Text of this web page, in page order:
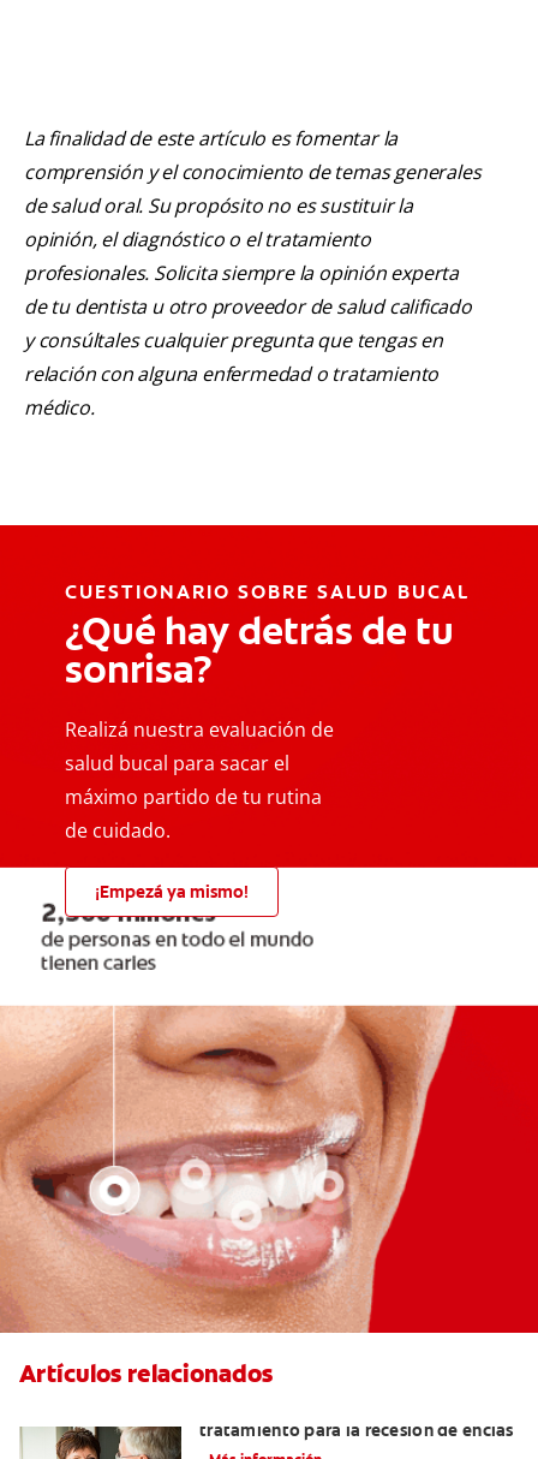
La finalidad de este artículo es fomentar la
comprensión y el conocimiento de temas generales
de salud oral. Su propósito no es sustituir la
opinión, el diagnóstico o el tratamiento
profesionales. Solicita siempre la opinión experta
de tu dentista u otro proveedor de salud calificado
y consúltales cualquier pregunta que tengas en
relación con alguna enfermedad o tratamiento
médico.
CUESTIONARIO SOBRE SALUD BUCAL
¿Qué hay detrás de tu
sonrisa?
Realizá nuestra evaluación de
salud bucal para sacar el
máximo partido de tu rutina
de cuidado.
¡Empezá ya mismo!
Artículos relacionados
tratamiento para la recesión de encías